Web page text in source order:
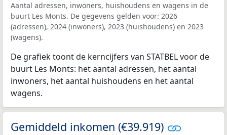
Aantal adressen, inwoners, huishoudens en wagens in de
buurt Les Monts. De gegevens gelden voor: 2026
(adressen), 2024 (inwoners), 2023 (huishoudens) en 2023
(wagens).
De grafiek toont de kerncijfers van STATBEL voor de
buurt Les Monts: het aantal adressen, het aantal
inwoners, het aantal huishoudens en het aantal
wagens.
Gemiddeld inkomen (€39.919)